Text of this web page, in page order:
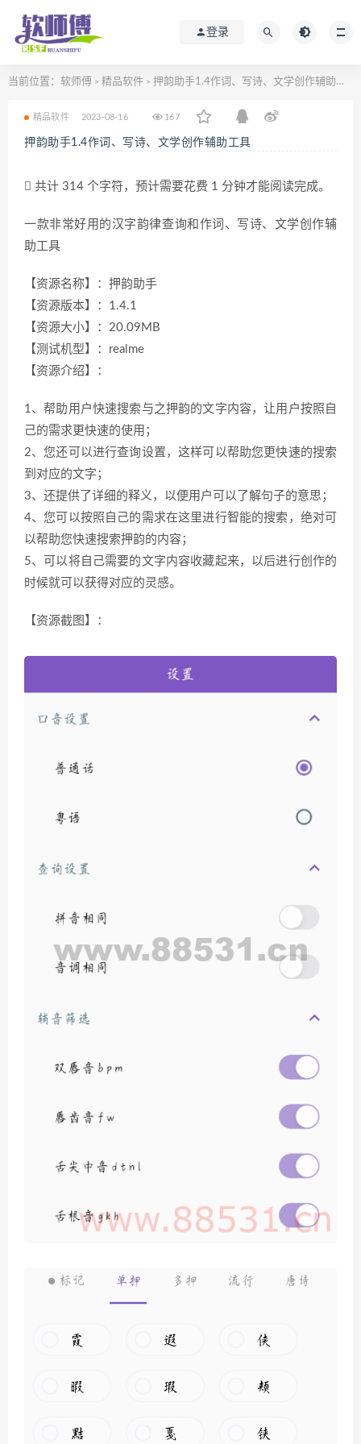
登录
当前位置： 软师傅 > 精品软件 > 押韵助手1.4作词、写诗、文学创作辅助工具
精品软件 2023-08-16 167
押韵助手1.4作词、写诗、文学创作辅助工具
共计 314 个字符，预计需要花费 1 分钟才能阅读完成。
一款非常好用的汉字韵律查询和作词、写诗、文学创作辅
助工具
【资源名称】：押韵助手
【资源版本】：1.4.1
【资源大小】：20.09MB
【测试机型】：realme
【资源介绍】：
1、帮助用户快速搜索与之押韵的文字内容，让用户按照自
己的需求更快速的使用；
2、您还可以进行查询设置，这样可以帮助您更快速的搜索
到对应的文字；
3、还提供了详细的释义，以便用户可以了解句子的意思；
4、您可以按照自己的需求在这里进行智能的搜索，绝对可
以帮助您快速搜索押韵的内容；
5、可以将自己需要的文字内容收藏起来，以后进行创作的
时候就可以获得对应的灵感。
【资源截图】：